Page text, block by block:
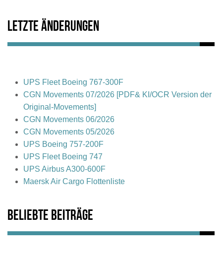
Letzte Änderungen
UPS Fleet Boeing 767-300F
CGN Movements 07/2026 [PDF& KI/OCR Version der
Original-Movements]
CGN Movements 06/2026
CGN Movements 05/2026
UPS Boeing 757-200F
UPS Fleet Boeing 747
UPS Airbus A300-600F
Maersk Air Cargo Flottenliste
Beliebte Beiträge